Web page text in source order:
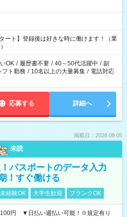
ート】登録後は好きな時に働けます！（業
OK / 履歴書不要 / 40～50代活躍中 / 副
フト勤務 / 10名以上の大量募集 / 電話対応
応募する 詳細へ
掲載日：2026.08.05
未読
パスポートのデータ入力
！すぐ働ける
経験OK 大学生歓迎 ブランクOK
円 ▼日払い週払い可能！※規定有り